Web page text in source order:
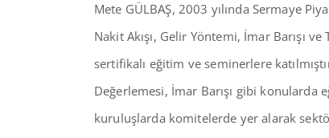
Mete GÜLBAŞ, 2003 yılında Sermaye
Nakit Akışı, Gelir Yöntemi, İmar Barışı
sertifikalı eğitim ve seminerlere
Değerlemesi, İmar Barışı gibi konularda
kuruluşlarda komitelerde yer alarak